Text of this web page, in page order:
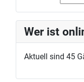
Wer ist
Aktuell sind 45